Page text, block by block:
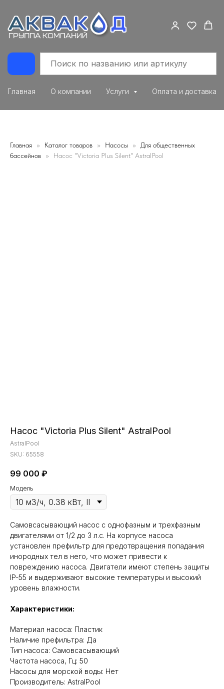
Главная О компании Услуги Оплата и доставка
Главная Каталог товаров Насосы
Для общественных
бассейнов
Насос "Victoria Plus Silent" AstralPool
Насос "Victoria Plus Silent" AstralPool
AstralPool
SKU: 65558
99 000 ₽
Модель
Самовсасывающий насос с однофазным и трехфазным
двигателями от 1/2 до 3 л.с. На корпусе насоса
установлен префильтр для предотвращения попадания
инородных тел в него, что может привести к
повреждению насоса. Двигатели имеют степень защиты
IP-55 и выдерживают высокие температуры и высокий
уровень влажности.
Характеристики:
Материал насоса: Пластик
Наличие префильтра: Да
Тип насоса: Самовсасывающий
Частота насоса, Гц: 50
Насосы для морской воды: Нет
Производитель: AstralPool